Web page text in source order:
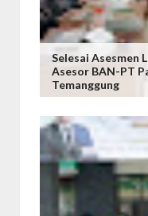
Selesai Asesmen
Asesor BAN-PT
Temanggung